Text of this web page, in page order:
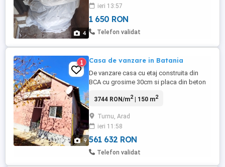
4
ieri 13:57
1 650 RON
Telefon validat
9
1 Casa de vanzare in Batania
De vanzare casa cu etaj construita din
BCA cu grosime 30cm si placa din beton
B tania la doar 6 km de fosta vama Turnu
camere,la parter este un hol in forma de L
cu doua intrari(ambele intrari au usi
metalice,iar la cea din ...
3744 RON/m2| 150 m2
Turnu, Arad
ieri 11:58
561 632 RON
Telefon validat